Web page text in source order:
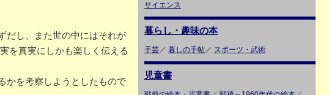
だし、また世の中にはそれが
を真実にしかも楽しく伝える
かを考察しようとしたもので
サイエンス
暮らし・趣味の本
手芸／ 暮しの手帖／ スポーツ・武術
児童書